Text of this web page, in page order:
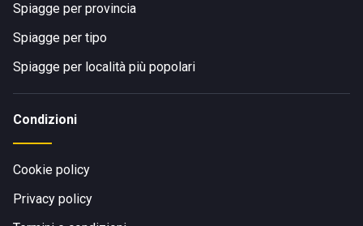
Spiagge per provincia
Spiagge per tipo
Spiagge per località più popolari
Condizioni
Cookie policy
Privacy policy